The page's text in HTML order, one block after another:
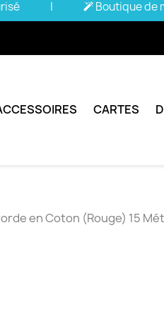
| Boutique de
CARTES
en Coton (Rouge) 15